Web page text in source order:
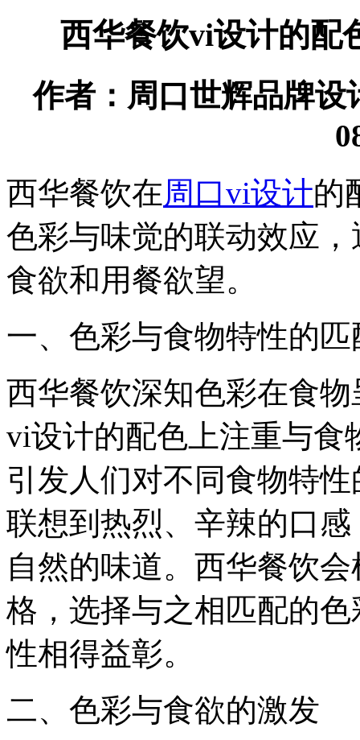
西华餐饮vi设计的配
作者：周口世辉品牌设
西华餐饮在周口vi设计的
色彩与味觉的联动效应
食欲和用餐欲望。
一、色彩与食物特性的匹
西华餐饮深知色彩在食
vi设计的配色上注重与食
引发人们对不同食物特
联想到热烈、辛辣的口
自然的味道。西华餐饮
格，选择与之相匹配的
性相得益彰。
二、色彩与食欲的激发